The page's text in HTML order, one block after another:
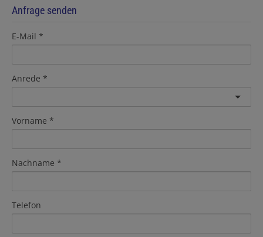
Anfrage senden
E-Mail
Anrede
Vorname
Nachname
Telefon